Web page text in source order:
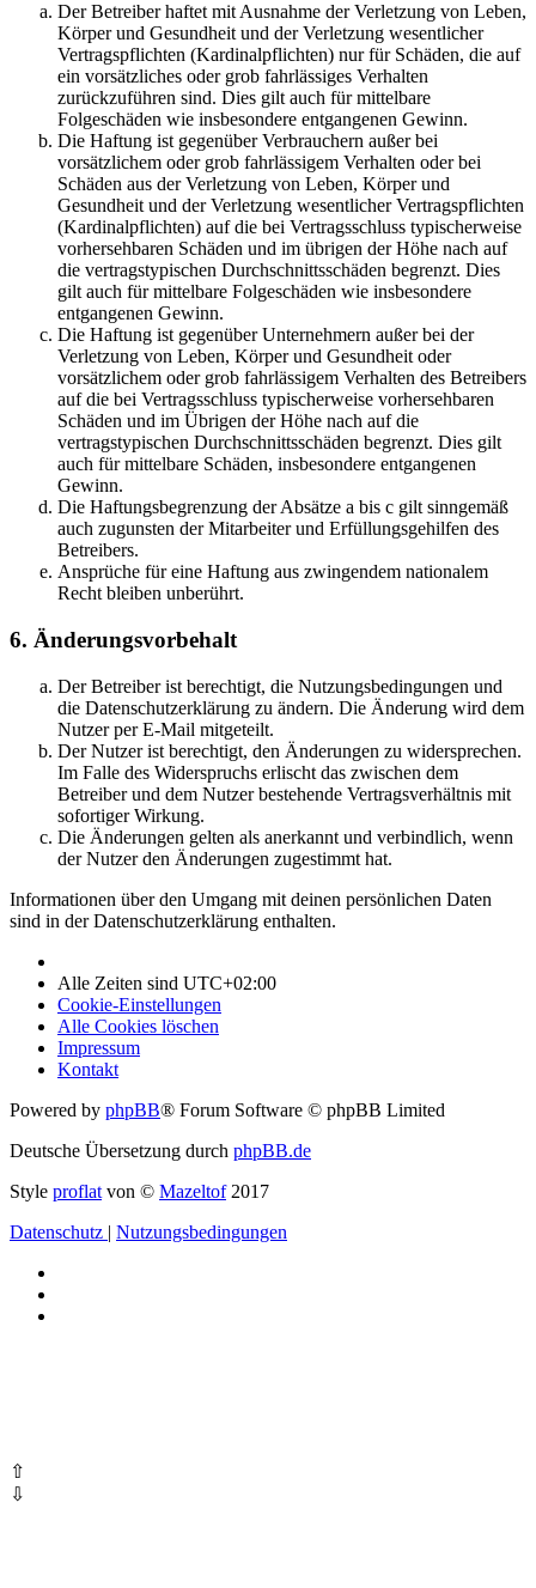
Der Betreiber haftet mit Ausnahme der Verletzung von Leben,
Körper und Gesundheit und der Verletzung wesentlicher
Vertragspflichten (Kardinalpflichten) nur für Schäden, die auf
ein vorsätzliches oder grob fahrlässiges Verhalten
zurückzuführen sind. Dies gilt auch für mittelbare
Folgeschäden wie insbesondere entgangenen Gewinn.
Die Haftung ist gegenüber Verbrauchern außer bei
vorsätzlichem oder grob fahrlässigem Verhalten oder bei
Schäden aus der Verletzung von Leben, Körper und
Gesundheit und der Verletzung wesentlicher Vertragspflichten
(Kardinalpflichten) auf die bei Vertragsschluss typischerweise
vorhersehbaren Schäden und im übrigen der Höhe nach auf
die vertragstypischen Durchschnittsschäden begrenzt. Dies
gilt auch für mittelbare Folgeschäden wie insbesondere
entgangenen Gewinn.
Die Haftung ist gegenüber Unternehmern außer bei der
Verletzung von Leben, Körper und Gesundheit oder
vorsätzlichem oder grob fahrlässigem Verhalten des Betreibers
auf die bei Vertragsschluss typischerweise vorhersehbaren
Schäden und im Übrigen der Höhe nach auf die
vertragstypischen Durchschnittsschäden begrenzt. Dies gilt
auch für mittelbare Schäden, insbesondere entgangenen
Gewinn.
Die Haftungsbegrenzung der Absätze a bis c gilt sinngemäß
auch zugunsten der Mitarbeiter und Erfüllungsgehilfen des
Betreibers.
Ansprüche für eine Haftung aus zwingendem nationalem
Recht bleiben unberührt.
6. Änderungsvorbehalt
Der Betreiber ist berechtigt, die Nutzungsbedingungen und
die Datenschutzerklärung zu ändern. Die Änderung wird dem
Nutzer per E-Mail mitgeteilt.
Der Nutzer ist berechtigt, den Änderungen zu widersprechen.
Im Falle des Widerspruchs erlischt das zwischen dem
Betreiber und dem Nutzer bestehende Vertragsverhältnis mit
sofortiger Wirkung.
Die Änderungen gelten als anerkannt und verbindlich, wenn
der Nutzer den Änderungen zugestimmt hat.
Informationen über den Umgang mit deinen persönlichen Daten
sind in der Datenschutzerklärung enthalten.
Alle Zeiten sind UTC+02:00
Cookie-Einstellungen
Alle Cookies löschen
Impressum
Kontakt
Powered by phpBB® Forum Software © phpBB Limited
Deutsche Übersetzung durch phpBB.de
Style proflat von © Mazeltof2017
Datenschutz | Nutzungsbedingungen
⇧
⇩